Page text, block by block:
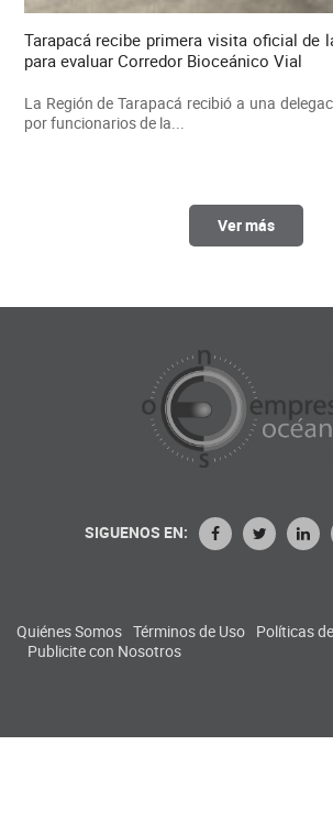
Tarapacá recibe primera visita oficial de
para evaluar Corredor Bioceánico Vial
La Región de Tarapacá recibió a una
por funcionarios de la...
Ver más
SIGUENOS EN:
Quiénes Somos Términos de Uso Políticas
Publicite con Nosotros